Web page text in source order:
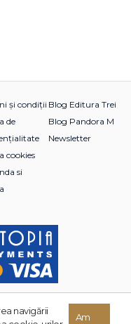
și condiții
de
cookies
si
Blog Editura Trei
Blog Pandora M
Newsletter
drepturile rezervate.
navigării
Am